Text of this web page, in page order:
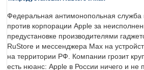
Федеральная антимонопольная служба
против корпорации Apple за
предустановке производителями
RuStore и мессенджера Max на
на территории РФ. Компании грозит
есть нюанс: Apple в России ничего и не